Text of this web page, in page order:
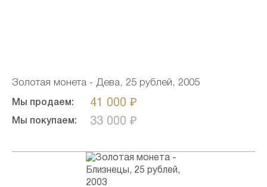
Золотая монета - Дева, 25 рублей, 2005
Мы продаем: 41 000 ₽
Мы покупаем: 33 000 ₽